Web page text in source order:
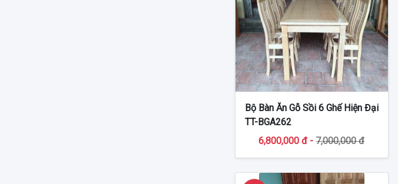
Bộ Bàn Ăn Gỗ Sồi 6 Ghế Hiện Đại
TT-BGA262
6,800,000 đ -7,000,000 đ